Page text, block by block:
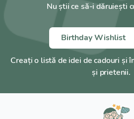
Nu știi ce să-i dăruiești
Birthday Wishlist
Creați o listă de idei de cadouri și
și prietenii.